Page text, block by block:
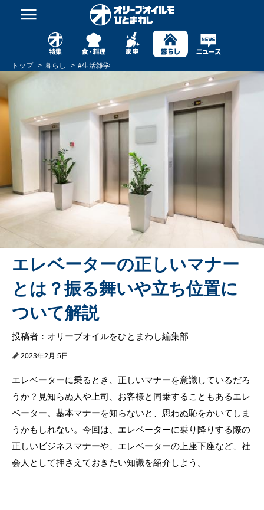
トップ 暮らし #生活雑学
エレベーターの正しいマナー
とは？振る舞いや立ち位置に
ついて解説
投稿者：オリーブオイルをひとまわし編集部
2023年2月 5日
エレベーターに乗るとき、正しいマナーを意識しているだろ
うか？見知らぬ人や上司、お客様と同乗することもあるエレ
ベーター。基本マナーを知らないと、思わぬ恥をかいてしま
うかもしれない。今回は、エレベーターに乗り降りする際の
正しいビジネスマナーや、エレベーターの上座下座など、社
会人として押さえておきたい知識を紹介しよう。